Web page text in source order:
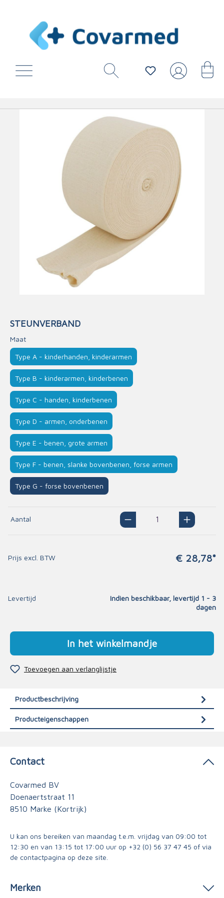
STEUNVERBAND
Maat
Type A - kinderhanden, kinderarmen
Type B - kinderarmen, kinderbenen
Type C - handen, kinderbenen
Type D - armen, onderbenen
Type E - benen, grote armen
Type F - benen, slanke bovenbenen, forse armen
Type G - forse bovenbenen
Aantal
Prijs excl. BTW € 28,78*
Levertijd
Indien beschikbaar, levertijd 1 - 3
dagen
In het winkelmandje
Toevoegen aan verlanglijstje
Productbeschrijving
Producteigenschappen
Contact
Covarmed BV
Doenaertstraat 11
8510 Marke (Kortrijk)
U kan ons bereiken van maandag t.e.m. vrijdag van 09:00 tot
12:30 en van 13:15 tot 17:00 uur op +32 (0) 56 37 47 45 of via
de contactpagina op deze site.
Merken